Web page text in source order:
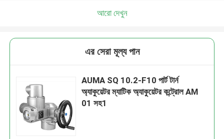
আরো দেখুন
এর সেরা মূল্য পান
AUMA SQ 10.2-F10 পার্ট টার্ন
অ্যাকুয়েটর ম্যাটিক অ্যাকুয়েটর কন্ট্রোল AM
01 সহ1